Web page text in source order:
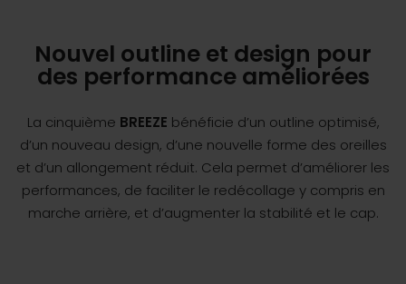
Nouvel outline et design pour
des performance améliorées
La cinquième BREEZE bénéficie d’un outline optimisé,
d’un nouveau design, d’une nouvelle forme des oreilles
et d’un allongement réduit. Cela permet d’améliorer les
performances, de faciliter le redécollage y compris en
marche arrière, et d’augmenter la stabilité et le cap.